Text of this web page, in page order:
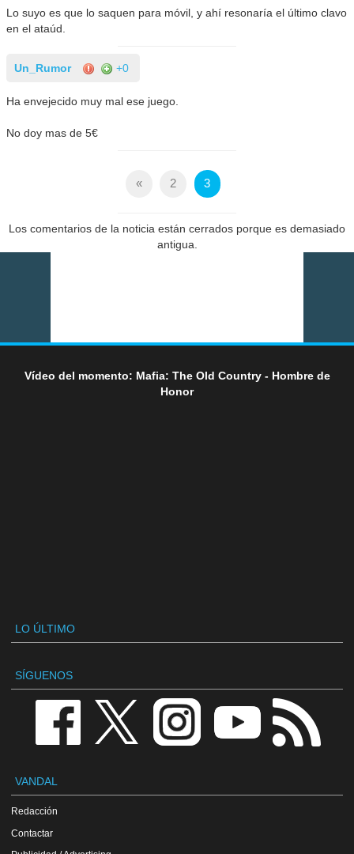
Lo suyo es que lo saquen para móvil, y ahí resonaría el último clavo
en el ataúd.
Un_Rumor +0
Ha envejecido muy mal ese juego.
No doy mas de 5€
« 2 3
Los comentarios de la noticia están cerrados porque es demasiado
antigua.
Vídeo del momento: Mafia: The Old Country - Hombre de
Honor
LO ÚLTIMO
SÍGUENOS
VANDAL
Redacción
Contactar